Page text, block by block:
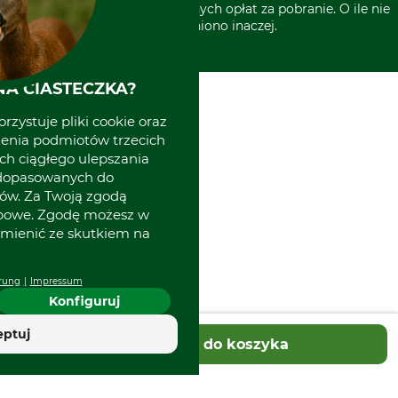
Dodaj do koszyka
kosztów wysyłki lub ewentualnych opłat za pobranie. O ile nie
wyszczególniono inaczej.
CIASTECZKA?
pliki cookie oraz
podmiotów trzecich
ciągłego ulepszania
do
Za Twoją zgodą
Zgodę możesz w
ze skutkiem na
Impressum
Konfiguruj